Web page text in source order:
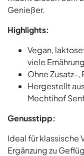
Genießer.
Highlights:
Vegan,
viele
Ohne Zusatz-,
Hergestellt
Mechtihof
Genusstipp:
Ideal für klassische
Ergänzung zu